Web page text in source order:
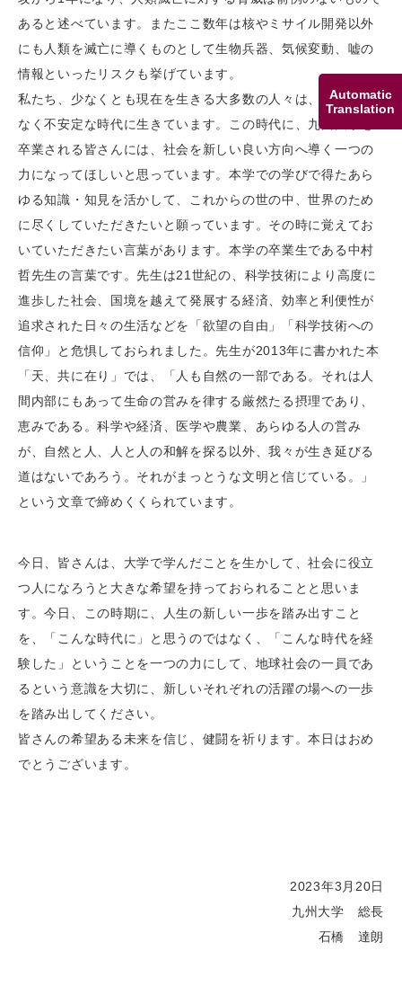
Automatic
Translation
あると述べています。またここ数年は核やミサイル開発以外
にも人類を滅亡に導くものとして生物兵器、気候変動、嘘の
情報といったリスクも挙げています。
私たち、少なくとも現在を生きる大多数の人々は、今までに
なく不安定な時代に生きています。この時代に、九州大学を
卒業される皆さんには、社会を新しい良い方向へ導く一つの
力になってほしいと思っています。本学での学びで得たあら
ゆる知識・知見を活かして、これからの世の中、世界のため
に尽くしていただきたいと願っています。その時に覚えてお
いていただきたい言葉があります。本学の卒業生である中村
哲先生の言葉です。先生は21世紀の、科学技術により高度に
進歩した社会、国境を越えて発展する経済、効率と利便性が
追求された日々の生活などを「欲望の自由」「科学技術への
信仰」と危惧しておられました。先生が2013年に書かれた本
「天、共に在り」では、「人も自然の一部である。それは人
間内部にもあって生命の営みを律する厳然たる摂理であり、
恵みである。科学や経済、医学や農業、あらゆる人の営み
が、自然と人、人と人の和解を探る以外、我々が生き延びる
道はないであろう。それがまっとうな文明と信じている。」
という文章で締めくくられています。
今日、皆さんは、大学で学んだことを生かして、社会に役立
つ人になろうと大きな希望を持っておられることと思いま
す。今日、この時期に、人生の新しい一歩を踏み出すこと
を、「こんな時代に」と思うのではなく、「こんな時代を経
験した」ということを一つの力にして、地球社会の一員であ
るという意識を大切に、新しいそれぞれの活躍の場への一歩
を踏み出してください。
皆さんの希望ある未来を信じ、健闘を祈ります。本日はおめ
でとうございます。
2023年3月20日
九州大学 総長
石橋 達朗